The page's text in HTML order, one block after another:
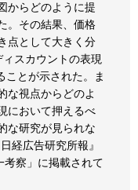
からどのように提
。その結果、価格
点として大きく分
スカウントの表現
ことが示された。ま
な視点からどのよ
において押えるべ
な研究が見られな
経広告研究所報』
考察」に掲載されて